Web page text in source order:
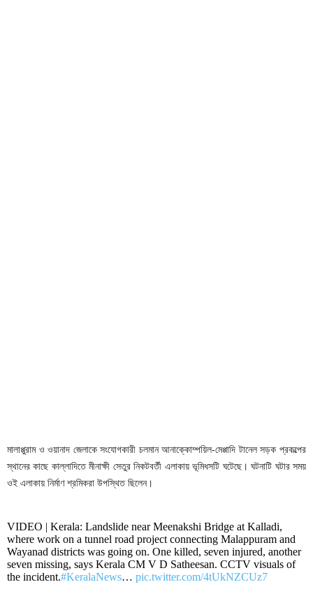
মালাপ্পুরাম ও ওয়ানাদ জেলাকে সংযোগকারী চলমান আনাক্কোম্পয়িল-মেপ্পাদি টানেল সড়ক প্রকল্পের
স্থানের কাছে কাল্লাদিতে মীনাক্ষী সেতুর নিকটবর্তী এলাকায় ভূমিধসটি ঘটেছে। ঘটনাটি ঘটার সময়
ওই এলাকায় নির্মাণ শ্রমিকরা উপস্থিত ছিলেন।
VIDEO | Kerala: Landslide near Meenakshi Bridge at Kalladi,
where work on a tunnel road project connecting Malappuram and
Wayanad districts was going on. One killed, seven injured, another
seven missing, says Kerala CM V D Satheesan. CCTV visuals of
the incident.#KeralaNews… pic.twitter.com/4tUkNZCUz7